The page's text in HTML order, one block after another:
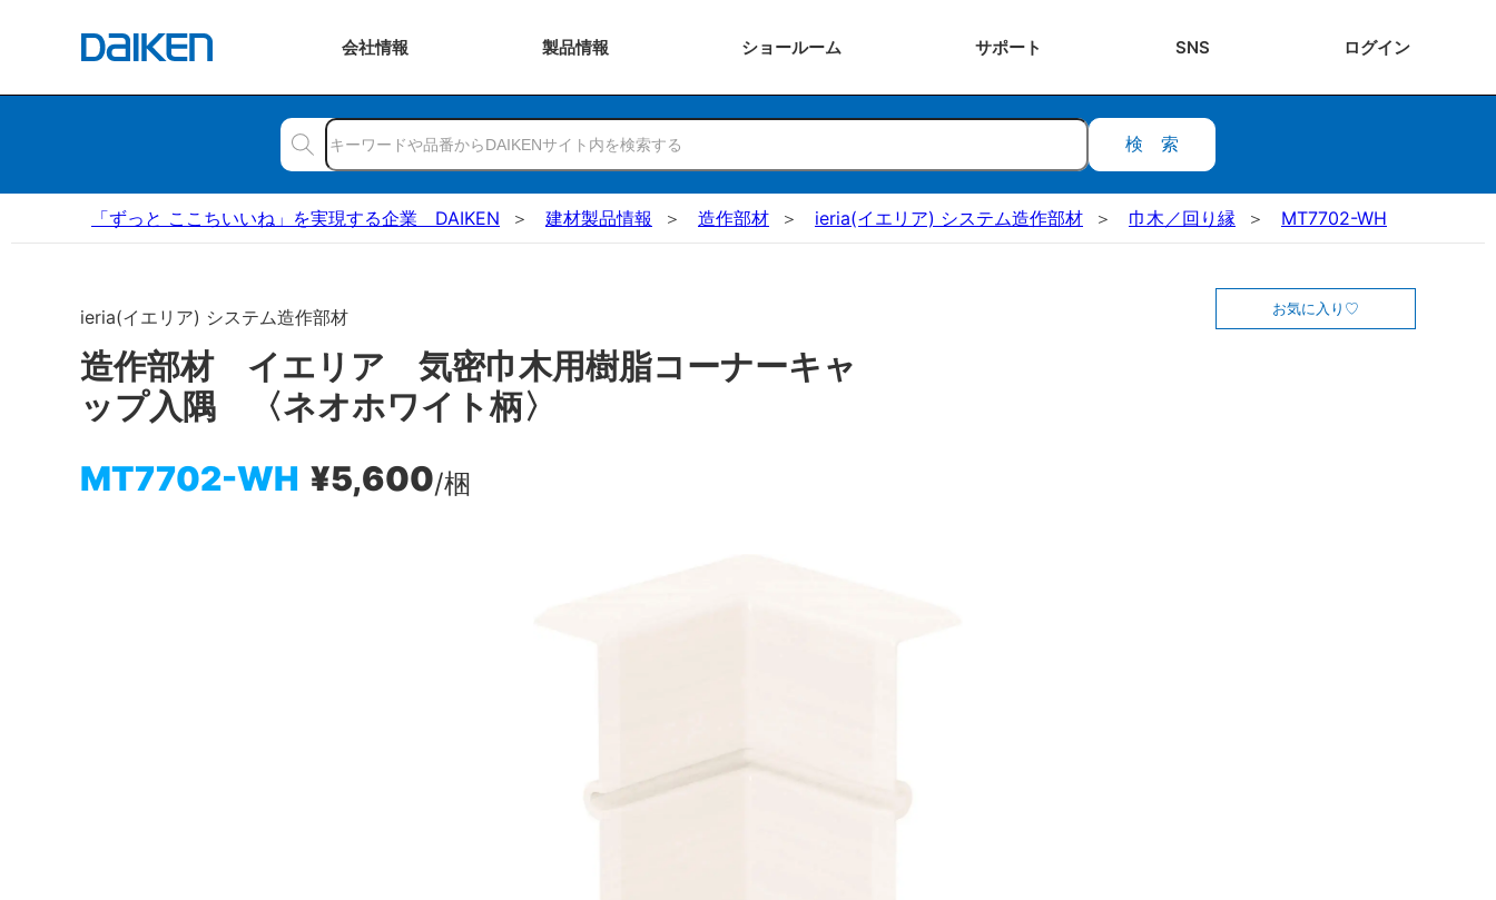
会社情報 製品情報 ショールーム サポート SNS ログイン
検索
「ずっと ここちいいね」を実現する企業 DAIKEN 建材製品情報 造作部材 ieria(イエリア) システム造作部材 巾木／回り縁 MT7702-WH
ieria(イエリア) システム造作部材
造作部材 イエリア 気密巾木用樹脂コーナーキャ
ップ入隅 〈ネオホワイト柄〉
MT7702-WH ¥5,600/梱
お気に入り